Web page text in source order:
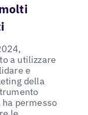
a utilizzare
e
della
permesso